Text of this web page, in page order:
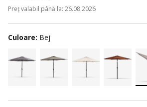
Preț valabil până la: 26.08.2026
Culoare: Bej